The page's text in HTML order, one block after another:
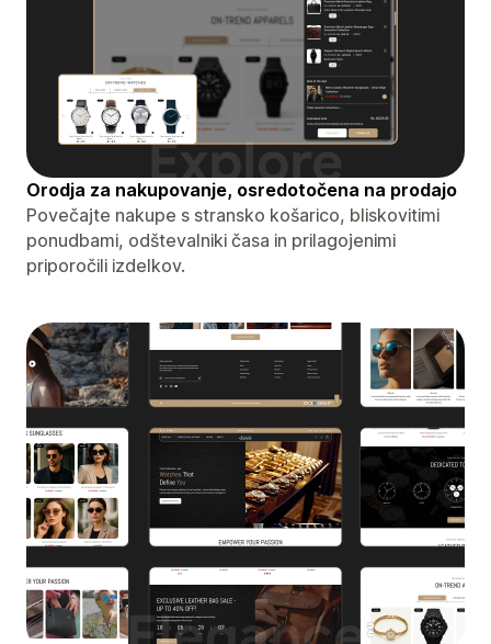
Orodja za nakupovanje, osredotočena na prodajo
Povečajte nakupe s stransko košarico, bliskovitimi
ponudbami, odštevalniki časa in prilagojenimi
priporočili izdelkov.